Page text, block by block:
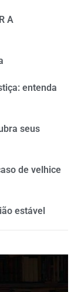
A
entenda
seus
de velhice
estável